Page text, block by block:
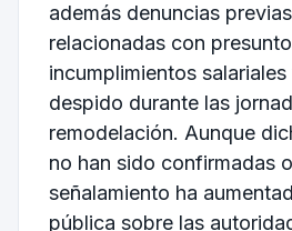
además denuncias
relacionadas con
incumplimientos
despido durante las
remodelación. Aunque
no han sido confirmadas
señalamiento ha
pública sobre las